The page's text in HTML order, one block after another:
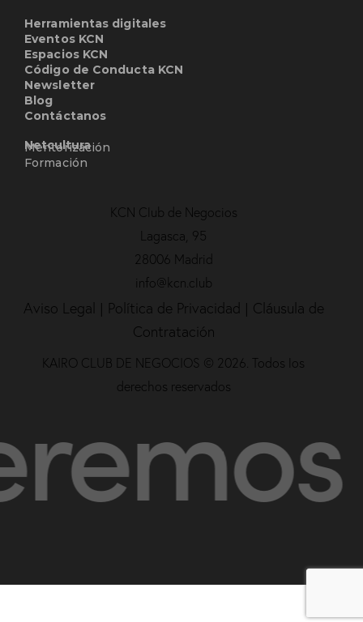
Herramientas digitales
Eventos KCN
Espacios KCN
Código de Conducta KCN
Newsletter
Blog
Contáctanos
Netcultura
Mentorización
Formación
KCN Club de Negocios
Lagasca, 95
28006 Madrid
info@kcn.club
Aviso Legal | Política de Privacidad | Cláusula de
Contratación
KAIRO CLUB DE NEGOCIOS © 2026. Todos los
derechos reservados